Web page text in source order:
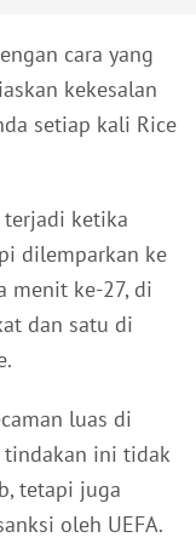
cara yang
kekesalan
setiap kali Rice
terjadi ketika
dilemparkan ke
menit ke-27, di
dan satu di
luas di
tindakan ini tidak
tetapi juga
oleh UEFA.